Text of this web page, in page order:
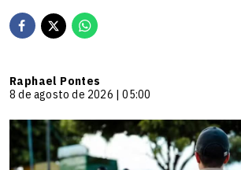
Raphael Pontes
8 de agosto de 2026 | 05:00